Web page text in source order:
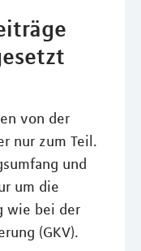
von der
nur zum Teil.
und
um die
wie bei der
(GKV).